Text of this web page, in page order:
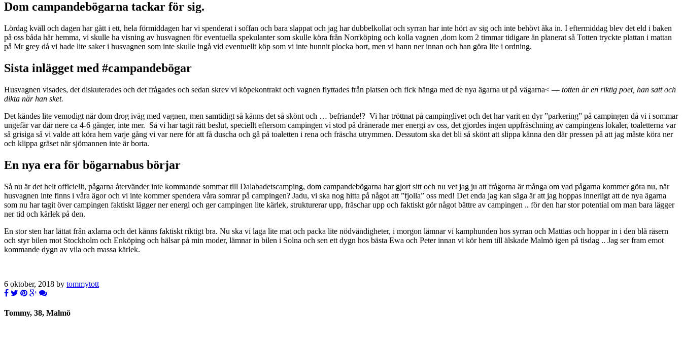
Dom campandebögarna tackar för sig.
Lördag kväll och dagen har gått i ett, hela förmiddagen har vi spenderat i soffan och bara slappat och jag har dubbelkollat och syrran har inte hört av sig och inte behövt åka in. I eftermiddag blev det eld i baken
på oss båda här hemma, vi skulle ha visning av husvagnen för eventuella spekulanter som skulle köra från Norrköping och kolla vagnen ,dom kom 2 timmar tidigare än planerat så Totten tryckte plattan i mattan
på Mr grey då vi hade lite saker i husvagnen som inte skulle ingå vid eventuellt köp som vi inte hunnit plocka bort, men vi hann ner innan och han göra lite i ordning.
Sista inlägget med #campandebögar
Husvagnen visades, det diskuterades och det frågades och sedan skrev vi köpekontrakt och vagnen flyttades från platsen och fick hänga med de nya ägarna ut på vägarna< — totten är en riktig poet, han satt och
dikta när han sket.
Det kändes lite vemodigt när dom drog iväg med vagnen, men samtidigt så känns det så skönt och … befriande!? Vi har tröttnat på campinglivet och det har varit en dyr ”parkering” på campingen då vi i sommar
ungefär var där nere ca 4-6 gånger, inte mer. Så vi har tagit rätt beslut, speciellt eftersom campingen vi stod på dränerade mer energi av oss, det gjordes ingen uppfräschning av campingens lokaler, toaletterna var
så grisiga så vi valde att köra hem varje gång vi var nere för att få duscha och gå på toaletten i rena och fräscha utrymmen. Dessutom ska det bli så skönt att slippa känna den där pressen på att jag måste köra ner
och klippa gräset när sjömannen inte är borta.
En nya era för bögarnabus börjar
Så nu är det helt officiellt, pågarna återvänder inte kommande sommar till Dalabadetscamping, dom campandebögarna har gjort sitt och nu vet jag ju att frågorna är många om vad pågarna kommer göra nu, när
husvagnen inte finns i våra ägor och vi inte kommer spendera våra somrar på campingen? Jadu, vi ska nog hitta på något att ”fjolla” oss med! Det enda jag kan säga är att jag hoppas innerligt att de nya ägarna
som nu har tagit över campingen faktiskt lägger ner energi och ger campingen lite kärlek, strukturerar upp, fräschar upp och faktiskt gör något bättre av campingen .. för den har stor potential om man bara lägger
ner tid och kärlek på den.
En stor sten har lättat från axlarna och det känns faktiskt riktigt bra. Nu ska vi laga lite mat och packa lite nödvändigheter, i morgon lämnar vi kamphunden hos syrran och Mattias och hoppar in i den blå räsern
och styr bilen mot Stockholm och Enköping och hälsar på min moder, lämnar in bilen i Solna och sen ett dygn hos bästa Ewa och Peter innan vi kör hem till älskade Malmö igen på tisdag .. Jag ser fram emot
kommande dygn av vila och massa kärlek.
6 oktober, 2018 by tommytott
Tommy, 38, Malmö